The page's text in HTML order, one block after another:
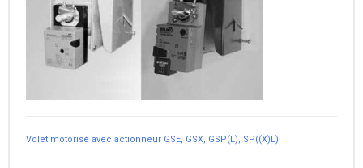
Volet motorisé avec actionneur GSE, GSX, GSP(L), SP((X)L)